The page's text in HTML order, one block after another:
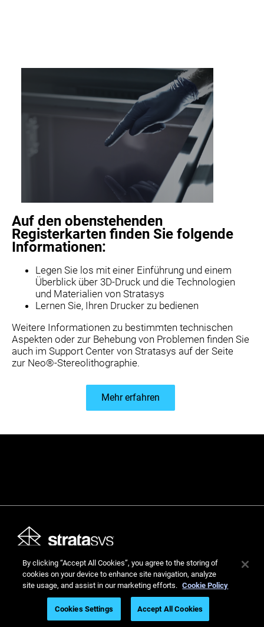
Auf den obenstehenden
Registerkarten finden Sie folgende
Informationen:
Legen Sie los mit einer Einführung und einem
Überblick über 3D-Druck und die Technologien
und Materialien von Stratasys
Lernen Sie, Ihren Drucker zu bedienen
Weitere Informationen zu bestimmten technischen
Aspekten oder zur Behebung von Problemen finden Sie
auch im Support Center von Stratasys auf der Seite
zur Neo®-Stereolithographie.
Mehr erfahren
Stratasys Ltd. © 2026. Alle Rechte vorbehalten.
Rechtliche Hinweise
Datenschutzrichtlinie
Datenschutzrichtlinie
By clicking “Accept All Cookies”, you agree to the storing of
cookies on your device to enhance site navigation, analyze
site usage, and assist in our marketing efforts. Cookie Policy
Cookies Settings Accept All Cookies